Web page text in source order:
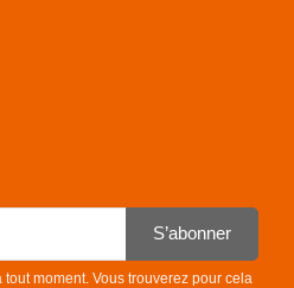
S’abonner
moment. Vous trouverez pour cela